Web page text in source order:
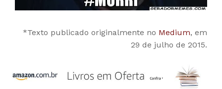
*Texto publicado originalmente no Medium, em
29 de julho de 2015.